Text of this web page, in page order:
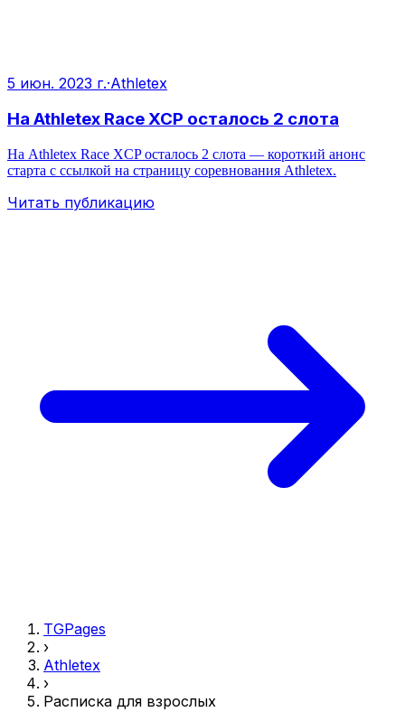
5 июн. 2023 г.·Athletex
На Athletex Race XCP осталось 2 слота
На Athletex Race XCP осталось 2 слота — короткий анонс
старта с ссылкой на страницу соревнования Athletex.
Читать публикацию
TGPages
›
Athletex
›
Расписка для взрослых